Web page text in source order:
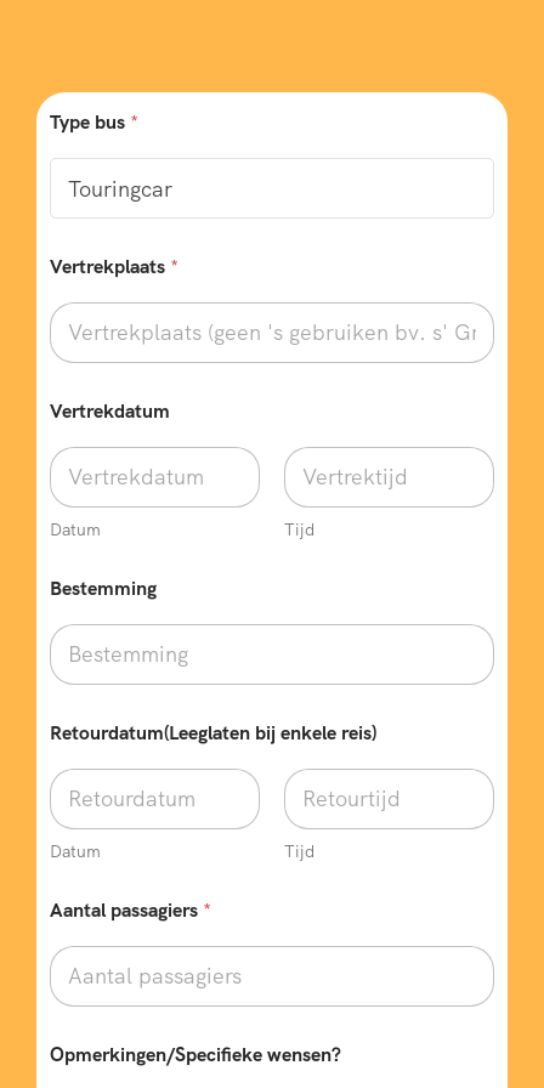
Type bus *
Vertrekplaats *
Vertrekdatum
Datum Tijd
Bestemming
Retourdatum(Leeglaten bij enkele reis)
Datum Tijd
Aantal passagiers *
Opmerkingen/Specifieke wensen?